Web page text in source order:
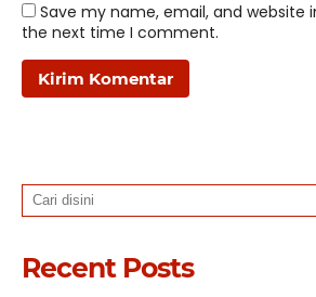
Save my name, email, and website
the next time I comment.
Search
Recent Posts